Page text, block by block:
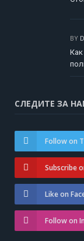
BY
Как
СЛЕДИТЕ ЗА
Follow on
Subscribe
Like on
Follow on